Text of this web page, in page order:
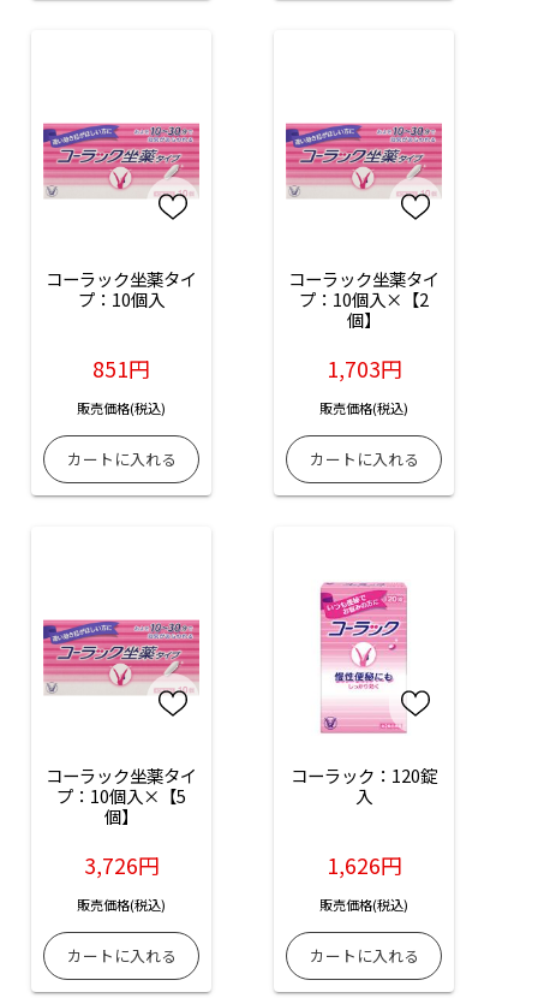
コーラック坐薬タイ
プ：10個入
851円
販売価格(税込)
コーラック坐薬タイ
プ：10個入×【2
個】
1,703円
販売価格(税込)
コーラック坐薬タイ
プ：10個入×【5
個】
3,726円
販売価格(税込)
コーラック：120錠
入
1,626円
販売価格(税込)